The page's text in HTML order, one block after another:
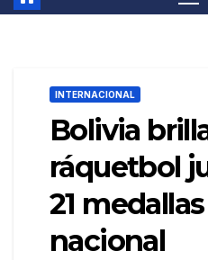
INTERNACIONAL
Bolivia
ráquetbol
21
nacional